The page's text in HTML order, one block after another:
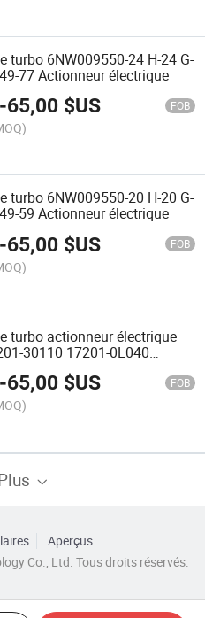
turbo 6NW009550-24 H-24 G-
77 Actionneur électrique
-65,00 $US FOB
turbo 6NW009550-20 H-20 G-
59 Actionneur électrique
-65,00 $US FOB
turbo actionneur électrique
30110 17201-0L040
-65,00 $US FOB
Aperçus
Co., Ltd. Tous droits réservés.